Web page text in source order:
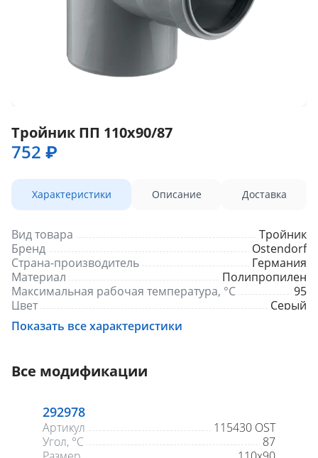
Тройник ПП 110х90/87
752 ₽
Характеристики Описание Доставка
Вид товара
Тройник
Бренд
Ostendorf
Страна-производитель
Германия
Материал
Полипропилен
Максимальная рабочая температура, °С
95
Цвет
Серый
Показать все характеристики
Все модификации
292978
Артикул
115430 OST
Угол, °С
87